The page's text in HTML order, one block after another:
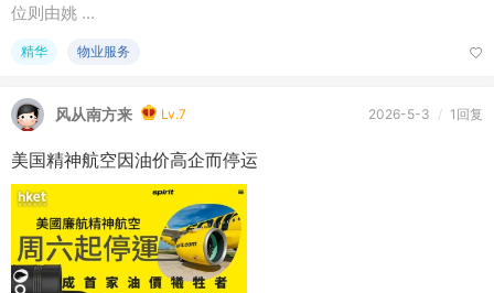
位则由姚 ...
精华 物业服务
风从南方来 Lv.7 2026-5-3 / 1回复
美国精神航空因油价高企而停运